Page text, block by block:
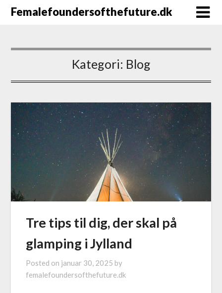
Femalefoundersofthefuture.dk
Kategori: Blog
Tre tips til dig, der skal på
glamping i Jylland
Posted on januar 30, 2025 by
femalefoundersofthefuture.dk